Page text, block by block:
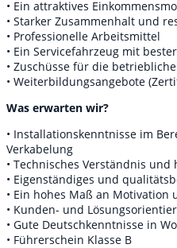
• Ein attraktives
• Starker Zusammenhalt und
• Professionelle Arbeitsmittel
• Ein Servicefahrzeug mit
• Zuschüsse für die
• Weiterbildungsangebote
Was erwarten wir?
• Installationskenntnisse im
Verkabelung
• Technisches Verständnis
• Eigenständiges und
• Ein hohes Maß an Motivation
• Kunden- und
• Gute Deutschkenntnisse in
• Führerschein Klasse B